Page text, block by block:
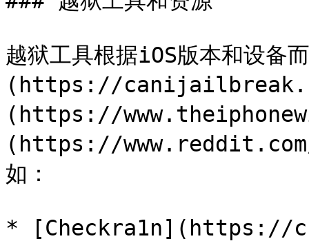
越狱工具根据iOS版本和设
(https://
(https://
(https://
如：
* [Checkra1n](https://